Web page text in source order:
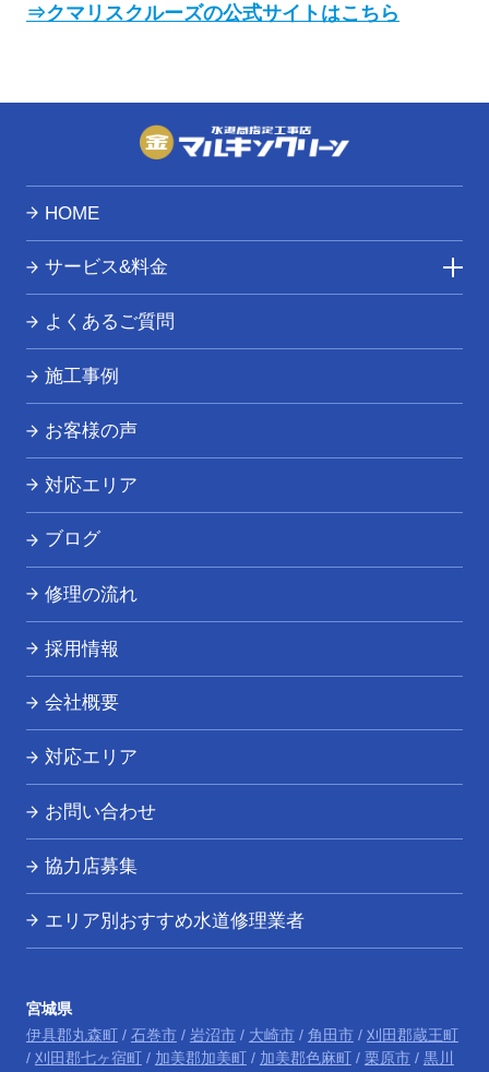
⇒クマリスクルーズの公式サイトはこちら
HOME
サービス&料金
トイレつまり・水漏れ
お風呂つまり・水漏れ
キッチンつまり・水漏れ
洗面所つまり・水漏れ
その他の水道トラブル
よくあるご質問
施工事例
お客様の声
対応エリア
ブログ
修理の流れ
採用情報
会社概要
対応エリア
お問い合わせ
協力店募集
エリア別おすすめ水道修理業者
宮城県
伊具郡丸森町/ 石巻市/ 岩沼市/ 大崎市/ 角田市/ 刈田郡蔵王町
/ 刈田郡七ヶ宿町/ 加美郡加美町/ 加美郡色麻町/ 栗原市/ 黒川